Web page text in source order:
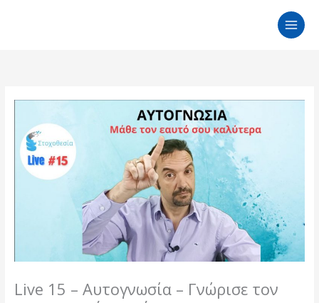
Live 15 – Αυτογνωσία – Γνώρισε τον